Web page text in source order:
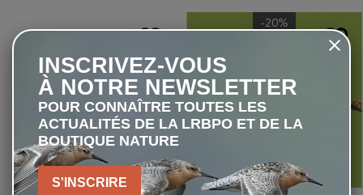
favorite_border favorite_border
-20%
INSCRIVEZ-VOUS
À NOTRE NEWSLETTER
POUR CONNAÎTRE TOUTES LES
ACTUALITÉS DE LA LRBPO ET DE LA
BOUTIQUE NATURE
S'INSCRIRE